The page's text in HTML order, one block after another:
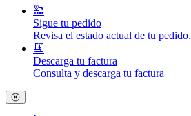
Sigue tu pedido
Revisa el estado actual de tu pedido.
Descarga tu factura
Consulta y descarga tu factura